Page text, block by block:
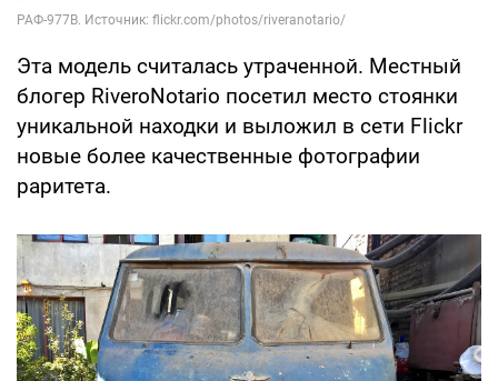
Эта модель считалась утраченной. Местный
блогер RiveroNotario посетил место стоянки
уникальной находки и выложил в сети Flickr
новые более качественные фотографии
раритета.